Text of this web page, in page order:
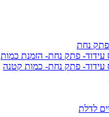
פתק נחת
עידוד- פתק נחת- הזמנת כמות
עידוד- פתק נחת- כמות קטנה
לדלת